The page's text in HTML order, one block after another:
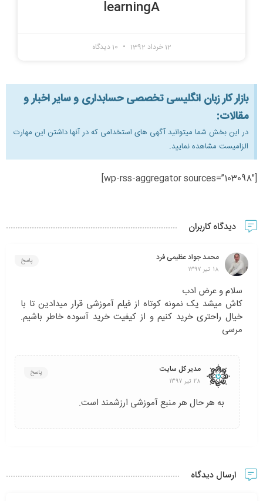
learningA
12 خرداد 1392
بازار کار زبان انگلیسی تخصصی حسابداری و سایر اخبار و
مقالات:
در این بخش شما میتوانید آگهی های استخدامی که در آنها داشتن این مهارت
الزامیست مشاهده نمایید.
[wp-rss-aggregator sources=”103098″]
دیدگاه کاربران
محمد جواد عظیمی فرد
18 تیر 1397
پاسخ
سلام و عرض ادب
کاش میشد یک نمونه کوتاه از فیلم آموزشی قرار میدادین تا با
خیال راحتری خرید کنیم و از کیفیت خرید آسوده خاطر باشیم.
مرسی
مدیر کل سایت
28 تیر 1397
پاسخ
به هر حال هر منبع آموزشی ارزشمند است.
ارسال دیدگاه